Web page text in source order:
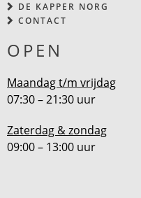
DE KAPPER NORG
CONTACT
OPEN
Maandag t/m vrijdag
07:30 – 21:30 uur
Zaterdag & zondag
09:00 – 13:00 uur